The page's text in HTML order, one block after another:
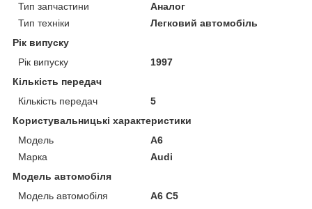
Тип запчастини
Аналог
Тип техніки
Легковий автомобіль
Рік випуску
Рік випуску
1997
Кількість передач
Кількість передач
5
Користувальницькі характеристики
Мoдель
A6
Марка
Audi
Модель автомобіля
Модель автомобіля
A6 C5